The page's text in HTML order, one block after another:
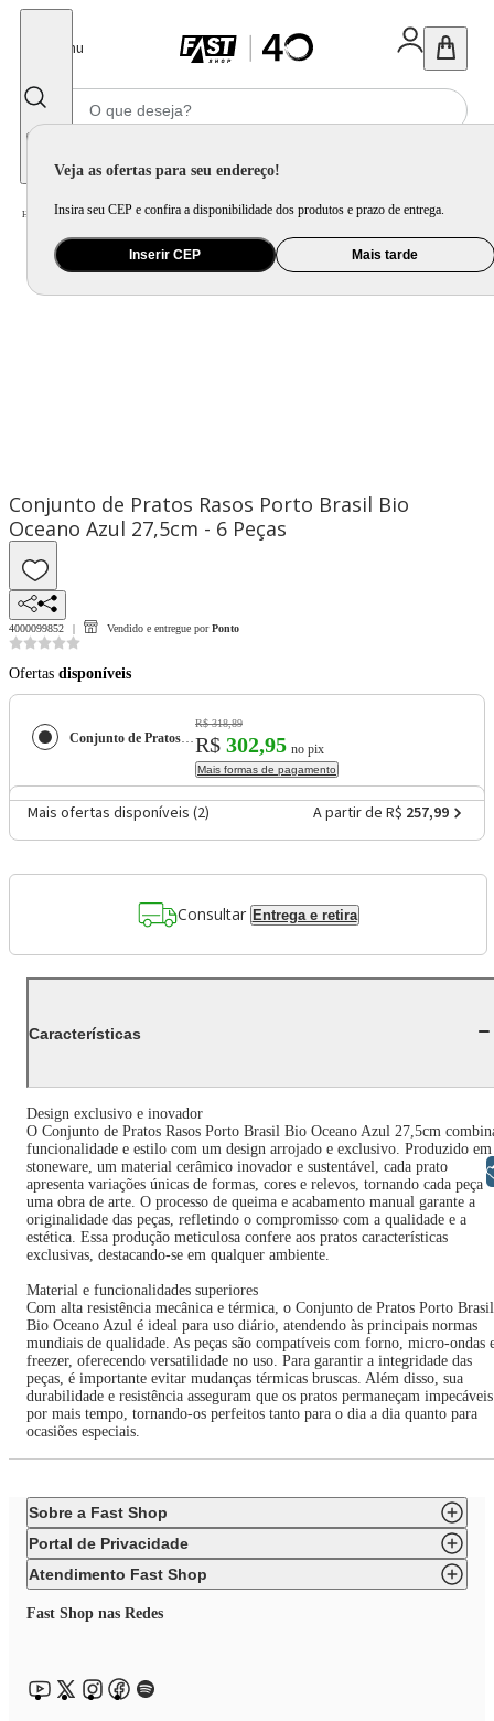
Menu
Veja as ofertas para seu endereço!
Insira seu CEP e confira a disponibilidade dos produtos e prazo de entrega.
Inserir CEP Mais tarde
Home Utilidade Doméstica Mesa / Aparelho de Jantar e Prato Avulso
Conjunto de Pratos Rasos Porto Brasil Bio
Oceano Azul 27,5cm - 6 Peças
4000099852 Vendido e entregue por Ponto
Ofertas disponíveis
Conjunto de Pratos Rasos Porto Brasil Bio Oceano Azul 27,5cm - 6 Peças
R$ 318,89
R$ 302,95 no pix
Mais formas de pagamento
Mais ofertas disponíveis (2) A partir de R$ 257,99
Consultar Entrega e retira
Características
Design exclusivo e inovador
O Conjunto de Pratos Rasos Porto Brasil Bio Oceano Azul 27,5cm
funcionalidade e estilo com um design arrojado e exclusivo. Produzido em
stoneware, um material cerâmico inovador e sustentável, cada prato
apresenta variações únicas de formas, cores e relevos, tornando cada peça
uma obra de arte. O processo de queima e acabamento manual garante a
originalidade das peças, refletindo o compromisso com a qualidade e a
estética. Essa produção meticulosa confere aos pratos características
exclusivas, destacando-se em qualquer ambiente.
Material e funcionalidades superiores
Com alta resistência mecânica e térmica, o Conjunto de Pratos Porto Brasil
Bio Oceano Azul é ideal para uso diário, atendendo às principais normas
mundiais de qualidade. As peças são compatíveis com forno, micro-ondas
freezer, oferecendo versatilidade no uso. Para garantir a integridade das
peças, é importante evitar mudanças térmicas bruscas. Além disso, sua
durabilidade e resistência asseguram que os pratos permaneçam impecáveis
por mais tempo, tornando-os perfeitos tanto para o dia a dia quanto para
ocasiões especiais.
Sobre a Fast Shop
Portal de Privacidade
Atendimento Fast Shop
Fast Shop nas Redes
Libras